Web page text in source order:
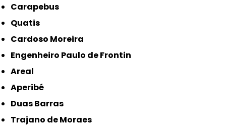
Carapebus
Quatis
Cardoso Moreira
Engenheiro Paulo de Frontin
Areal
Aperibé
Duas Barras
Trajano de Moraes